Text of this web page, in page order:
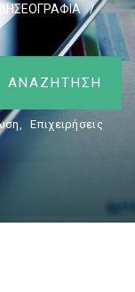
/
, Επιχειρήσεις